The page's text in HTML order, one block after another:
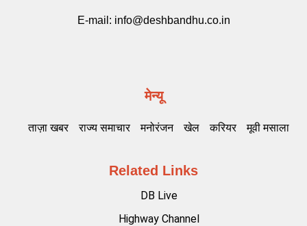
E-mail: info@deshbandhu.co.in
मेन्यू
ताज़ा खबर राज्य समाचार मनोरंजन खेल करियर मूवी मसाला
Related Links
DB Live
Highway Channel